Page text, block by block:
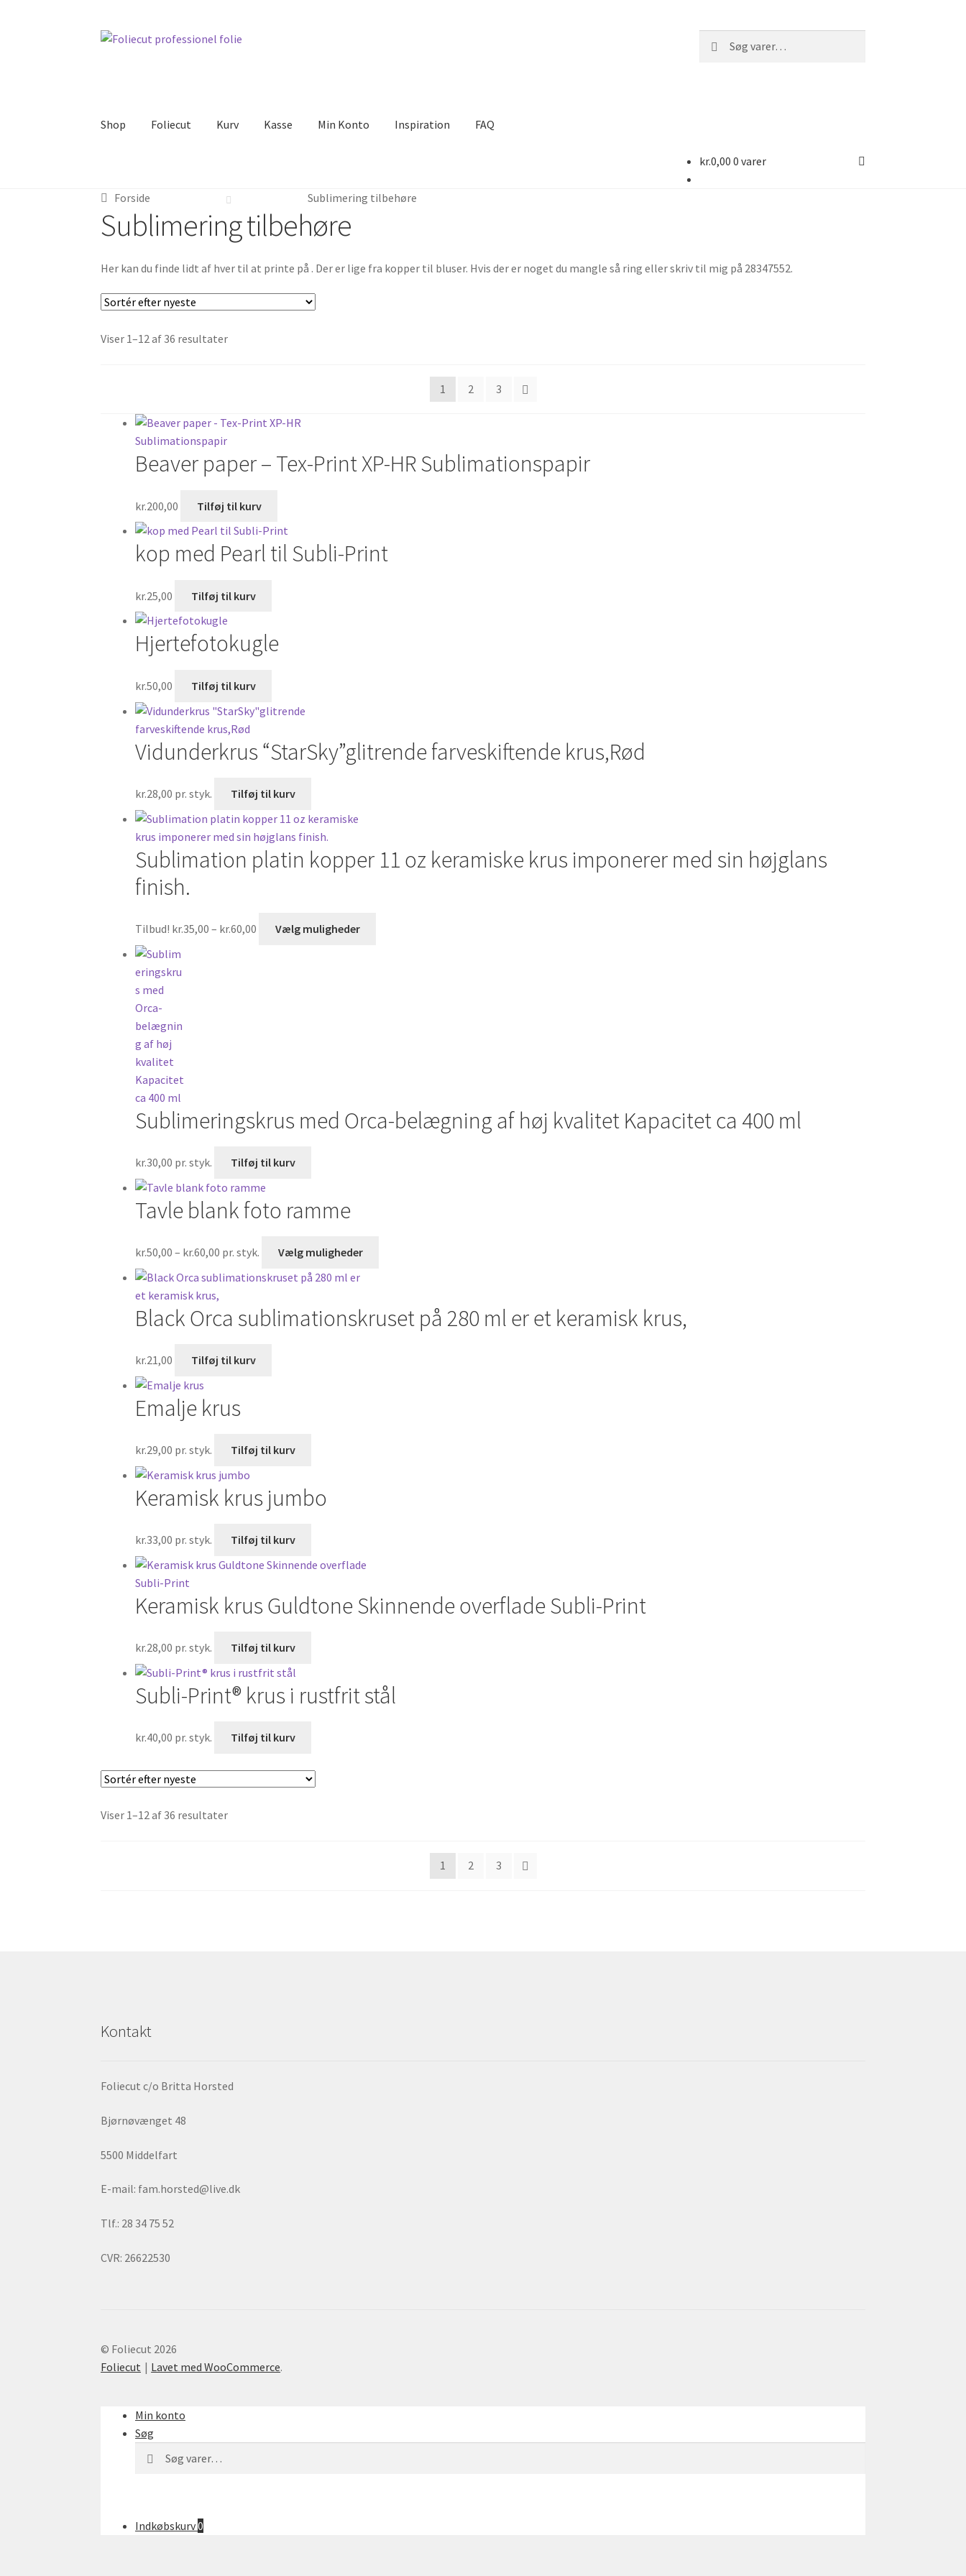
Spring
Spring
efter:
Shop Foliecut Kurv Kasse Min Konto Inspiration FAQ
kr.0,00 0 varer
Forside Sublimering tilbehøre
Sublimering tilbehøre
Her kan du finde lidt af hver til at printe på . Der er lige fra kopper til bluser. Hvis der er noget du mangle så ring eller skriv til mig på 28347552.
Viser 1–12 af 36 resultaterSorteret
1
2 3
Beaver paper – Tex-Print XP-HR Sublimationspapir
kr.200,00 Tilføj til kurv
kop med Pearl til Subli-Print
kr.25,00 Tilføj til kurv
Hjertefotokugle
kr.50,00 Tilføj til kurv
Vidunderkrus “StarSky”glitrende farveskiftende krus,Rød
kr.28,00 pr. styk. Tilføj til kurv
Sublimation platin kopper 11 oz keramiske krus imponerer med sin højglans
finish.
Tilbud! kr.35,00 – kr.60,00 Vælg muligheder
Sublimeringskrus med Orca-belægning af høj kvalitet Kapacitet ca 400 ml
kr.30,00 pr. styk. Tilføj til kurv
Tavle blank foto ramme
kr.50,00 – kr.60,00
kr.50,00
til
pr. styk. Vælg muligheder
varianter.
Mulighederne
Black Orca sublimationskruset på 280 ml er et keramisk krus,
kr.21,00 Tilføj til kurv
Emalje krus
kr.29,00 pr. styk. Tilføj til kurv
Keramisk krus jumbo
kr.33,00 pr. styk. Tilføj til kurv
Keramisk krus Guldtone Skinnende overflade Subli-Print
kr.28,00 pr. styk. Tilføj til kurv
Subli-Print® krus i rustfrit stål
kr.40,00 pr. styk. Tilføj til kurv
Viser 1–12 af 36 resultaterSorteret
1
2 3
Kontakt
Foliecut c/o Britta Horsted
Bjørnøvænget 48
5500 Middelfart
E-mail: fam.horsted@live.dk
Tlf.: 28 34 75 52
CVR: 26622530
© Foliecut 2026
Foliecut
Lavet med WooCommerce.
Min konto
Søg
efter:
Indkøbskurv0